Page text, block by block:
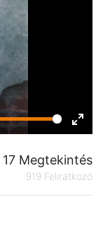
17 Megtekintés
919 Feliratkozó